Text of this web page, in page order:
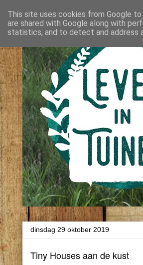
dinsdag 29 oktober 2019
Tiny Houses aan de kust
This site uses cookies from Google
are shared with Google along with
statistics, and to detect and address